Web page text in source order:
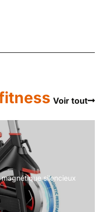
Voir tout
silencieux